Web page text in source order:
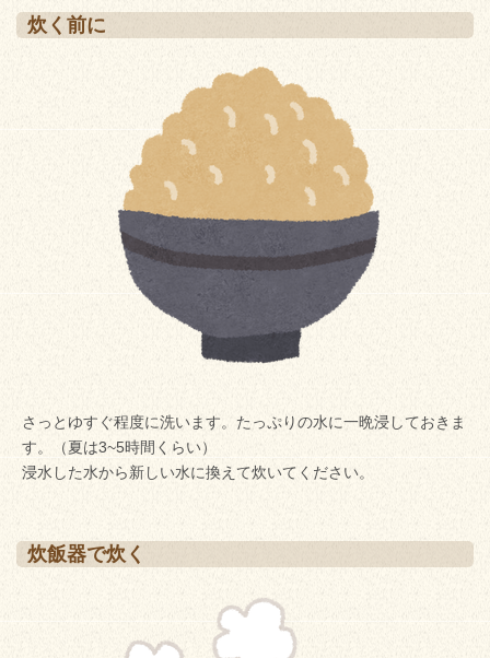
炊く前に
さっとゆすぐ程度に洗います。たっぷりの水に一晩浸しておきま
す。（夏は3~5時間くらい）
浸水した水から新しい水に換えて炊いてください。
炊飯器で炊く